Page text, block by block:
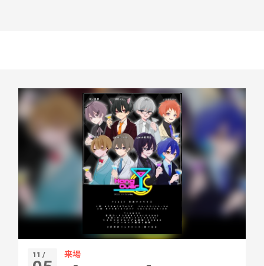
11 / 来場